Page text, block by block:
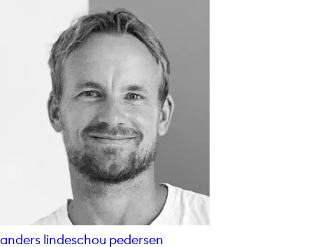
anders lindeschou pedersen